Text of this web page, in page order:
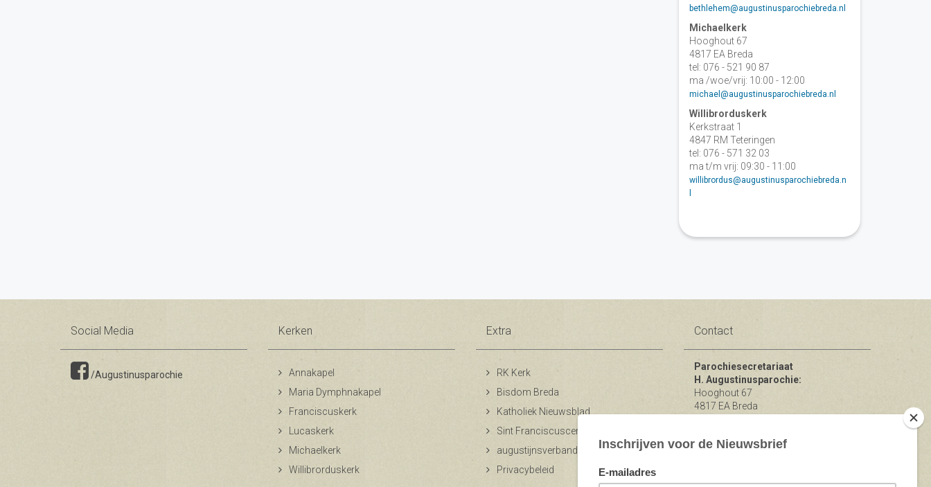
bethlehem@augustinusparochiebreda.nl
Michaelkerk
Hooghout 67
4817 EA Breda
tel: 076 - 521 90 87
ma /woe/vrij: 10:00 - 12:00
michael@augustinusparochiebreda.nl
Willibrorduskerk
Kerkstraat 1
4847 RM Teteringen
tel: 076 - 571 32 03
ma t/m vrij: 09:30 - 11:00
willibrordus@augustinusparochiebreda.n
Social Media
/Augustinusparochie
Kerken
Annakapel
Maria Dymphnakapel
Franciscuskerk
Lucaskerk
Michaelkerk
Willibrorduskerk
Extra
RK Kerk
Bisdom Breda
Katholiek Nieuwsblad
Sint Franciscuscentrum
augustijnsverband.nl
Privacybeleid
Contact
Parochiesecretariaat
H. Augustinusparochie:
Hooghout 67
4817 EA Breda
Bereikbaar op ma-woe-vrijdag van